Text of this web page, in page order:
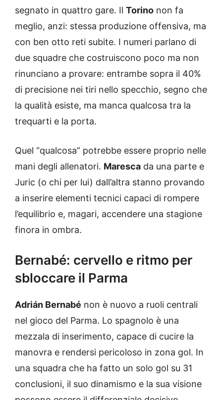
segnato in quattro gare. Il Torino non fa
meglio, anzi: stessa produzione offensiva, ma
con ben otto reti subite. I numeri parlano di
due squadre che costruiscono poco ma non
rinunciano a provare: entrambe sopra il 40%
di precisione nei tiri nello specchio, segno che
la qualità esiste, ma manca qualcosa tra la
trequarti e la porta.
Quel “qualcosa” potrebbe essere proprio nelle
mani degli allenatori. Maresca da una parte e
Juric (o chi per lui) dall’altra stanno provando
a inserire elementi tecnici capaci di rompere
l’equilibrio e, magari, accendere una stagione
finora in ombra.
Bernabé: cervello e ritmo per
sbloccare il Parma
Adrián Bernabé non è nuovo a ruoli centrali
nel gioco del Parma. Lo spagnolo è una
mezzala di inserimento, capace di cucire la
manovra e rendersi pericoloso in zona gol. In
una squadra che ha fatto un solo gol su 31
conclusioni, il suo dinamismo e la sua visione